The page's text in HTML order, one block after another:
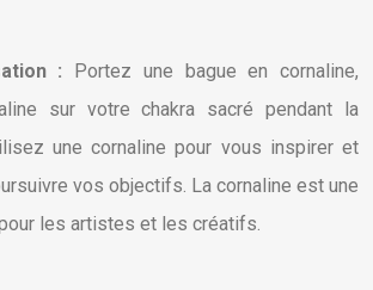
: Portez une bague en cornaline,
sur votre chakra sacré pendant la
une cornaline pour vous inspirer et
vos objectifs. La cornaline est une
les artistes et les créatifs.